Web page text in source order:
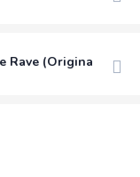
Rave (Original Mix)